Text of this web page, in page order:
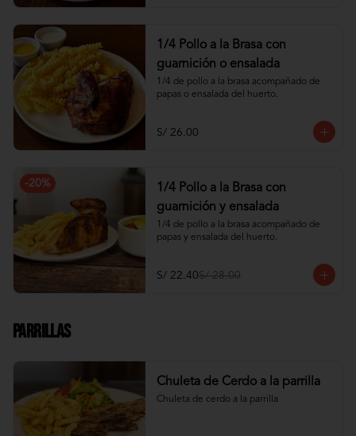
1/4 Pollo a la Brasa con
guarnición o ensalada
1/4 de pollo a la brasa acompañado de
papas o ensalada del huerto.
S/ 26.00
-20%
1/4 Pollo a la Brasa con
guarnición y ensalada
1/4 de pollo a la brasa acompañado de
papas y ensalada del huerto.
S/ 22.40S/ 28.00
Parrillas
Chuleta de Cerdo a la parrilla
Chuleta de cerdo a la parrilla